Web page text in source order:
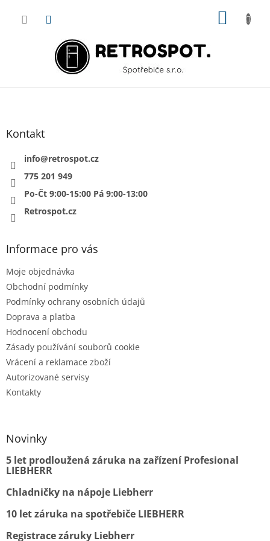
Z
Kontakt
info@retrospot.cz
775 201 949
Po-Čt 9:00-15:00 Pá 9:00-13:00
Retrospot.cz
Informace pro vás
Moje objednávka
Obchodní podmínky
Podmínky ochrany osobních údajů
Doprava a platba
Hodnocení obchodu
Zásady používání souborů cookie
Vrácení a reklamace zboží
Autorizované servisy
Kontakty
Novinky
5 let prodloužená záruka na zařízení Profesional
LIEBHERR
Chladničky na nápoje Liebherr
10 let záruka na spotřebiče LIEBHERR
Registrace záruky Liebherr